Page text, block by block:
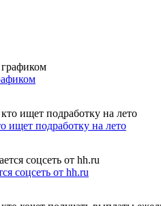
ищет подработку на лето
соцсеть от hh.ru